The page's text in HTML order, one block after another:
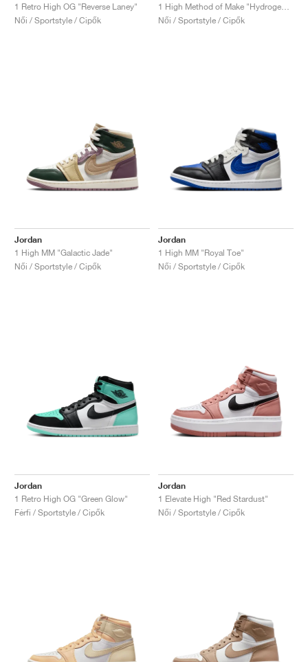
1 Retro High OG "Reverse Laney"
Női / Sportstyle / Cipők
Női / Sportstyle / Cipők
Jordan
1 High MM "Galactic Jade"
Női / Sportstyle / Cipők
Jordan
1 High MM "Royal Toe"
Női / Sportstyle / Cipők
Jordan
1 Retro High OG "Green Glow"
Férfi / Sportstyle / Cipők
Jordan
1 Elevate High "Red Stardust"
Női / Sportstyle / Cipők